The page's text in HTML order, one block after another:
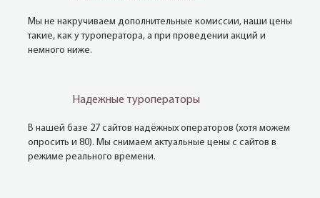
Мы не накручиваем дополнительные комиссии, наши цены
такие, как у туроператора, а при проведении акций и
немного ниже.
Надежные туроператоры
В нашей базе 27 сайтов надёжных операторов (хотя можем
опросить и 80). Мы снимаем актуальные цены с сайтов в
режиме реального времени.